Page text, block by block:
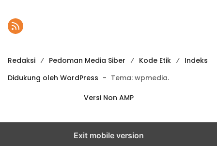
Redaksi Pedoman Media Siber Kode Etik
Indeks
Didukung oleh WordPress - Tema: wpmedia.
Versi Non AMP
Exit mobile version